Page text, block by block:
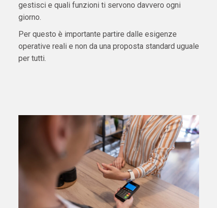
gestisci e quali funzioni ti servono davvero ogni
giorno.
Per questo è importante partire dalle esigenze
operative reali e non da una proposta standard uguale
per tutti.